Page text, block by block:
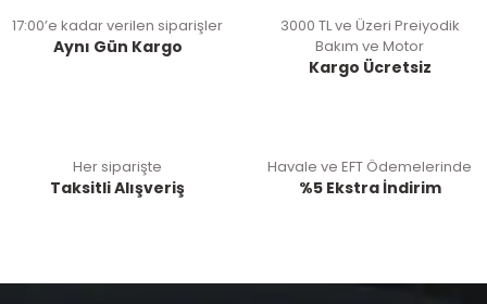
17:00’e kadar verilen siparişler
Aynı Gün Kargo
3000 TL ve Üzeri Preiyodik
Bakım ve Motor
Kargo Ücretsiz
Her siparişte
Taksitli Alışveriş
Havale ve EFT Ödemelerinde
%5 Ekstra İndirim